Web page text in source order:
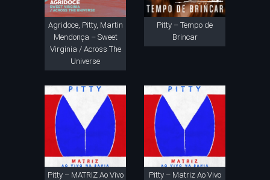
Agridoce, Pitty, Martin
Mendonça – Sweet
Virginia / Across The
Universe
Pitty – Tempo de
Brincar
Pitty – MATRIZ Ao Vivo
Pitty – Matriz Ao Vivo